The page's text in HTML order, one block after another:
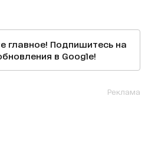
главное! Подпишитесь на
в Google!
Реклама